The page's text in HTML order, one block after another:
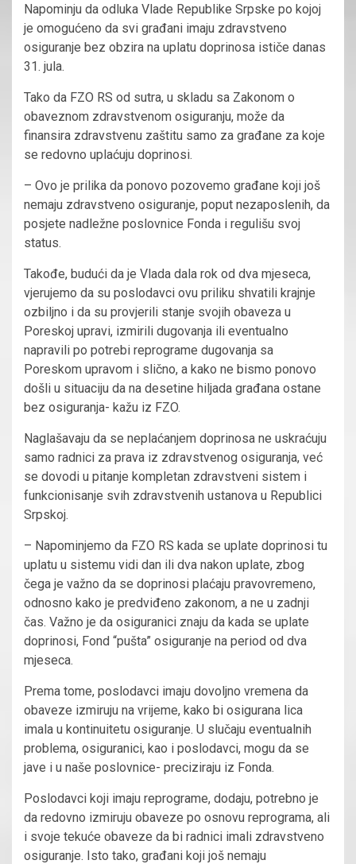
Napominju da odluka Vlade Republike Srpske po kojoj
je omogućeno da svi građani imaju zdravstveno
osiguranje bez obzira na uplatu doprinosa ističe danas
31. jula.
Tako da FZO RS od sutra, u skladu sa Zakonom o
obaveznom zdravstvenom osiguranju, može da
finansira zdravstvenu zaštitu samo za građane za koje
se redovno uplaćuju doprinosi.
– Ovo je prilika da ponovo pozovemo građane koji još
nemaju zdravstveno osiguranje, poput nezaposlenih, da
posjete nadležne poslovnice Fonda i regulišu svoj
status.
Takođe, budući da je Vlada dala rok od dva mjeseca,
vjerujemo da su poslodavci ovu priliku shvatili krajnje
ozbiljno i da su provjerili stanje svojih obaveza u
Poreskoj upravi, izmirili dugovanja ili eventualno
napravili po potrebi reprograme dugovanja sa
Poreskom upravom i slično, a kako ne bismo ponovo
došli u situaciju da na desetine hiljada građana ostane
bez osiguranja- kažu iz FZO.
Naglašavaju da se neplaćanjem doprinosa ne uskraćuju
samo radnici za prava iz zdravstvenog osiguranja, već
se dovodi u pitanje kompletan zdravstveni sistem i
funkcionisanje svih zdravstvenih ustanova u Republici
Srpskoj.
– Napominjemo da FZO RS kada se uplate doprinosi tu
uplatu u sistemu vidi dan ili dva nakon uplate, zbog
čega je važno da se doprinosi plaćaju pravovremeno,
odnosno kako je predviđeno zakonom, a ne u zadnji
čas. Važno je da osiguranici znaju da kada se uplate
doprinosi, Fond “pušta” osiguranje na period od dva
mjeseca.
Prema tome, poslodavci imaju dovoljno vremena da
obaveze izmiruju na vrijeme, kako bi osigurana lica
imala u kontinuitetu osiguranje. U slučaju eventualnih
problema, osiguranici, kao i poslodavci, mogu da se
jave i u naše poslovnice- preciziraju iz Fonda.
Poslodavci koji imaju reprograme, dodaju, potrebno je
da redovno izmiruju obaveze po osnovu reprograma, ali
i svoje tekuće obaveze da bi radnici imali zdravstveno
osiguranje. Isto tako, građani koji još nemaju